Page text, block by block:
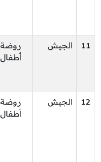
11 الجيش
روضة
أطفال
12 الجيش
روضة
أطفال